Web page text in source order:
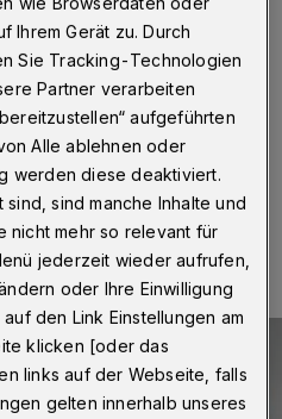
Club Wuppertal spendet
„Sing, Song,
Institutionen.
Minute Lesezeit
Ihrem Gerät zu. Durch
Sie Tracking-Technologien
Partner verarbeiten
aufgeführten
Alle ablehnen oder
werden diese deaktiviert.
sind manche Inhalte und
nicht mehr so relevant für
jederzeit wieder aufrufen,
oder Ihre Einwilligung
den Link Einstellungen am
klicken [oder das
links auf der Webseite, falls
gelten innerhalb unseres